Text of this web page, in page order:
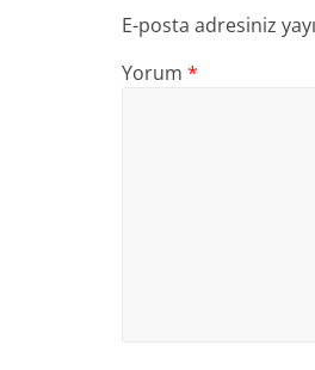
E-posta adresiniz
Yorum *